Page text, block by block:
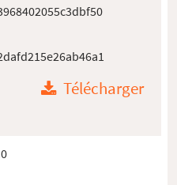
Télécharger